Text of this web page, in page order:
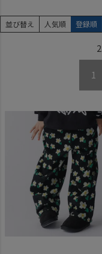
並び替え 人気順 登録順
1